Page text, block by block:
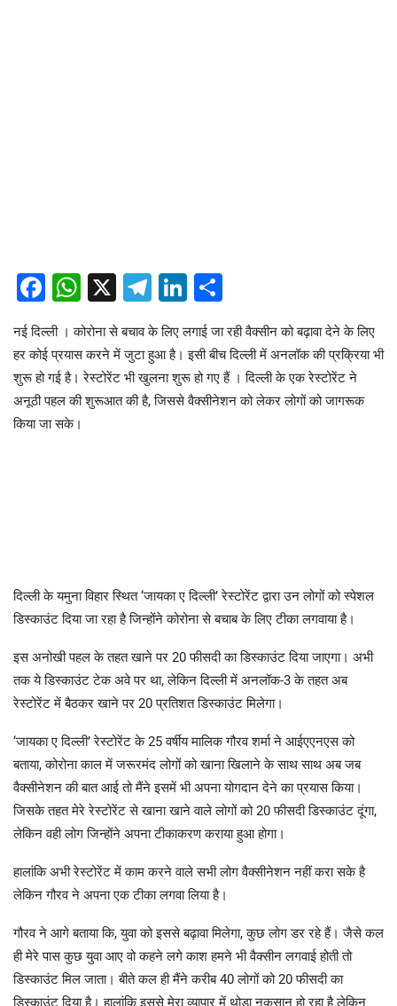
Facebook
WhatsApp
X Telegram
LinkedIn
नई दिल्ली । कोरोना से बचाव के लिए लगाई जा रही वैक्सीन को बढ़ावा देने के लिए
हर कोई प्रयास करने में जुटा हुआ है। इसी बीच दिल्ली में अनलॉक की प्रक्रिया भी
शुरू हो गई है। रेस्टोरेंट भी खुलना शुरू हो गए हैं । दिल्ली के एक रेस्टोरेंट ने
अनूठी पहल की शुरूआत की है, जिससे वैक्सीनेशन को लेकर लोगों को जागरूक
किया जा सके।
दिल्ली के यमुना विहार स्थित ‘जायका ए दिल्ली’ रेस्टोरेंट द्वारा उन लोगों को स्पेशल
डिस्काउंट दिया जा रहा है जिन्होंने कोरोना से बचाब के लिए टीका लगवाया है।
इस अनोखी पहल के तहत खाने पर 20 फीसदी का डिस्काउंट दिया जाएगा। अभी
तक ये डिस्काउंट टेक अवे पर था, लेकिन दिल्ली में अनलॉक-3 के तहत अब
रेस्टोरेंट में बैठकर खाने पर 20 प्रतिशत डिस्काउंट मिलेगा।
‘जायका ए दिल्ली’ रेस्टोरेंट के 25 वर्षीय मालिक गौरव शर्मा ने आईएएनएस को
बताया, कोरोना काल में जरूरमंद लोगों को खाना खिलाने के साथ साथ अब जब
वैक्सीनेशन की बात आई तो मैंने इसमें भी अपना योगदान देने का प्रयास किया।
जिसके तहत मेरे रेस्टोरेंट से खाना खाने वाले लोगों को 20 फीसदी डिस्काउंट दूंगा,
लेकिन वही लोग जिन्होंने अपना टीकाकरण कराया हुआ होगा।
हालांकि अभी रेस्टोरेंट में काम करने वाले सभी लोग वैक्सीनेशन नहीं करा सके है
लेकिन गौरव ने अपना एक टीका लगवा लिया है।
गौरव ने आगे बताया कि, युवा को इससे बढ़ावा मिलेगा, कुछ लोग डर रहे हैं। जैसे कल
ही मेरे पास कुछ युवा आए वो कहने लगे काश हमने भी वैक्सीन लगवाई होती तो
डिस्काउंट मिल जाता। बीते कल ही मैंने करीब 40 लोगों को 20 फीसदी का
डिस्काउंट दिया है। हालांकि इससे मेरा व्यापार में थोड़ा नुकसान हो रहा है लेकिन